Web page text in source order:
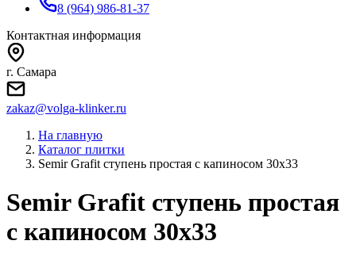
8 (964) 986-81-37
Контактная информация
г. Самара
zakaz@volga-klinker.ru
На главную
Каталог плитки
Semir Grafit ступень простая с капиносом 30x33
Semir Grafit ступень простая
с капиносом 30x33